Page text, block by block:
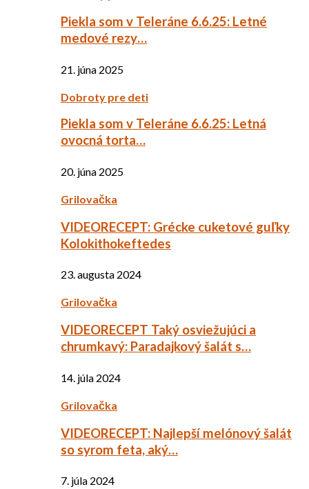
Piekla som v Teleráne 6.6.25: Letné
medové rezy…
21. júna 2025
Dobroty pre deti
Piekla som v Teleráne 6.6.25: Letná
ovocná torta…
20. júna 2025
Grilovačka
VIDEORECEPT: Grécke cuketové guľky
Kolokithokeftedes
23. augusta 2024
Grilovačka
VIDEORECEPT Taký osviežujúci a
chrumkavý: Paradajkový šalát s…
14. júla 2024
Grilovačka
VIDEORECEPT: Najlepší melónový šalát
so syrom feta, aký…
7. júla 2024